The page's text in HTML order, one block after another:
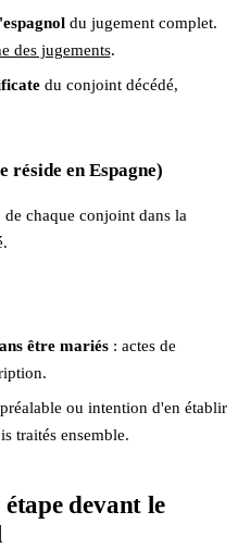
du jugement complet.
des jugements.
du conjoint décédé,
réside en Espagne)
de chaque conjoint dans la
être mariés: actes de
ou intention d'en établir
traités ensemble.
devant le